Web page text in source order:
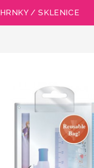
HRNKY / SKLENICE